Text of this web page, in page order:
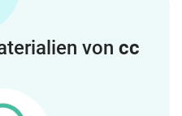
von cc